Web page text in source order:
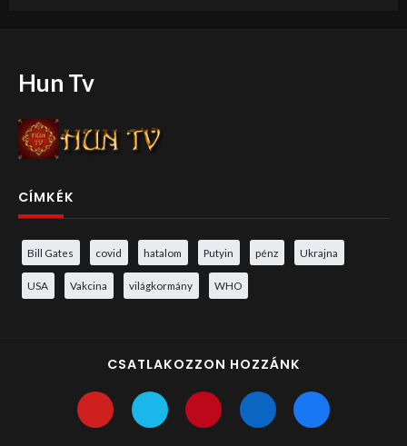
Hun Tv
CÍMKÉK
Bill Gates covid hatalom Putyin pénz Ukrajna
USA Vakcina világkormány WHO
CSATLAKOZZON HOZZÁNK